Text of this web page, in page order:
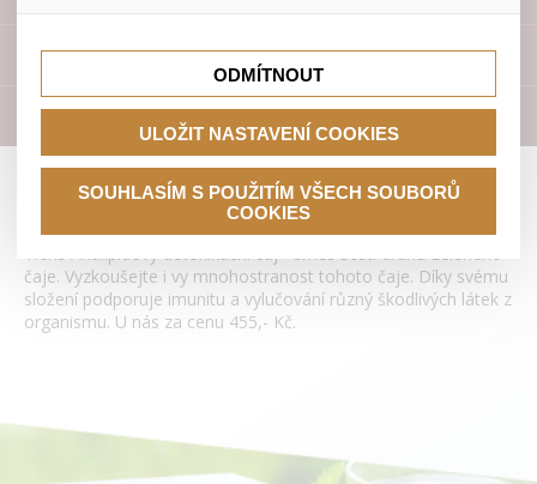
Přístroje
Antilipidový detoxikační čaj Tianshi
Tiens Antilipidový detoxikační čaj - směs šesti druhů zeleného
čaje. Vyzkoušejte i vy mnohostranost tohoto čaje. Díky svému
složení podporuje imunitu a vylučování různý škodlivých látek z
organismu. U nás za cenu 455,- Kč.
se nevhodným doporučením produktů či jiným
nedůležitým nabídkám.
marketingové kampaně.
ODMÍTNOUT
ULOŽIT NASTAVENÍ COOKIES
SOUHLASÍM S POUŽITÍM VŠECH SOUBORŮ
COOKIES